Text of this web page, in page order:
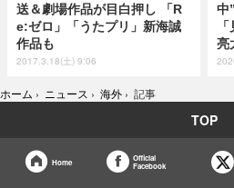
送＆劇場作品が目白押し 「R
e:ゼロ」「うたプリ」新海誠
作品も
2017.3.18(土) 9:06
中
亮
ホーム › ニュース › 海外 › 記事
TOP
Home
Official
Facebook